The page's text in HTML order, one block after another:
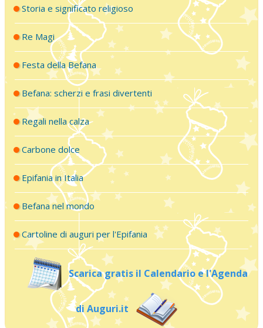
Storia e significato religioso
Re Magi
Festa della Befana
Befana: scherzi e frasi divertenti
Regali nella calza
Carbone dolce
Epifania in Italia
Befana nel mondo
Cartoline di auguri per l'Epifania
Scarica gratis il Calendario e l'Agenda
di Auguri.it